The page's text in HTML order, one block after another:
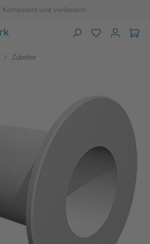
Kompetent und verlässlich
Zubehör